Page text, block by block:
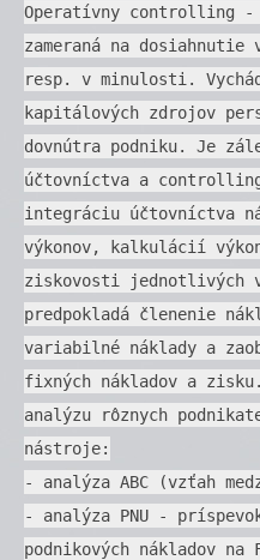
Operatívny controlling
zameraná na
resp. v minulosti.
kapitálových zdrojov
dovnútra podniku. Je
účtovníctva a
integráciu účtovníctva
výkonov, kalkulácií
ziskovosti jednotlivých
predpokladá členenie
variabilné náklady a
fixných nákladov a
analýzu rôznych
nástroje:
- analýza ABC (vzťah
- analýza PNU -
podnikových nákladov na